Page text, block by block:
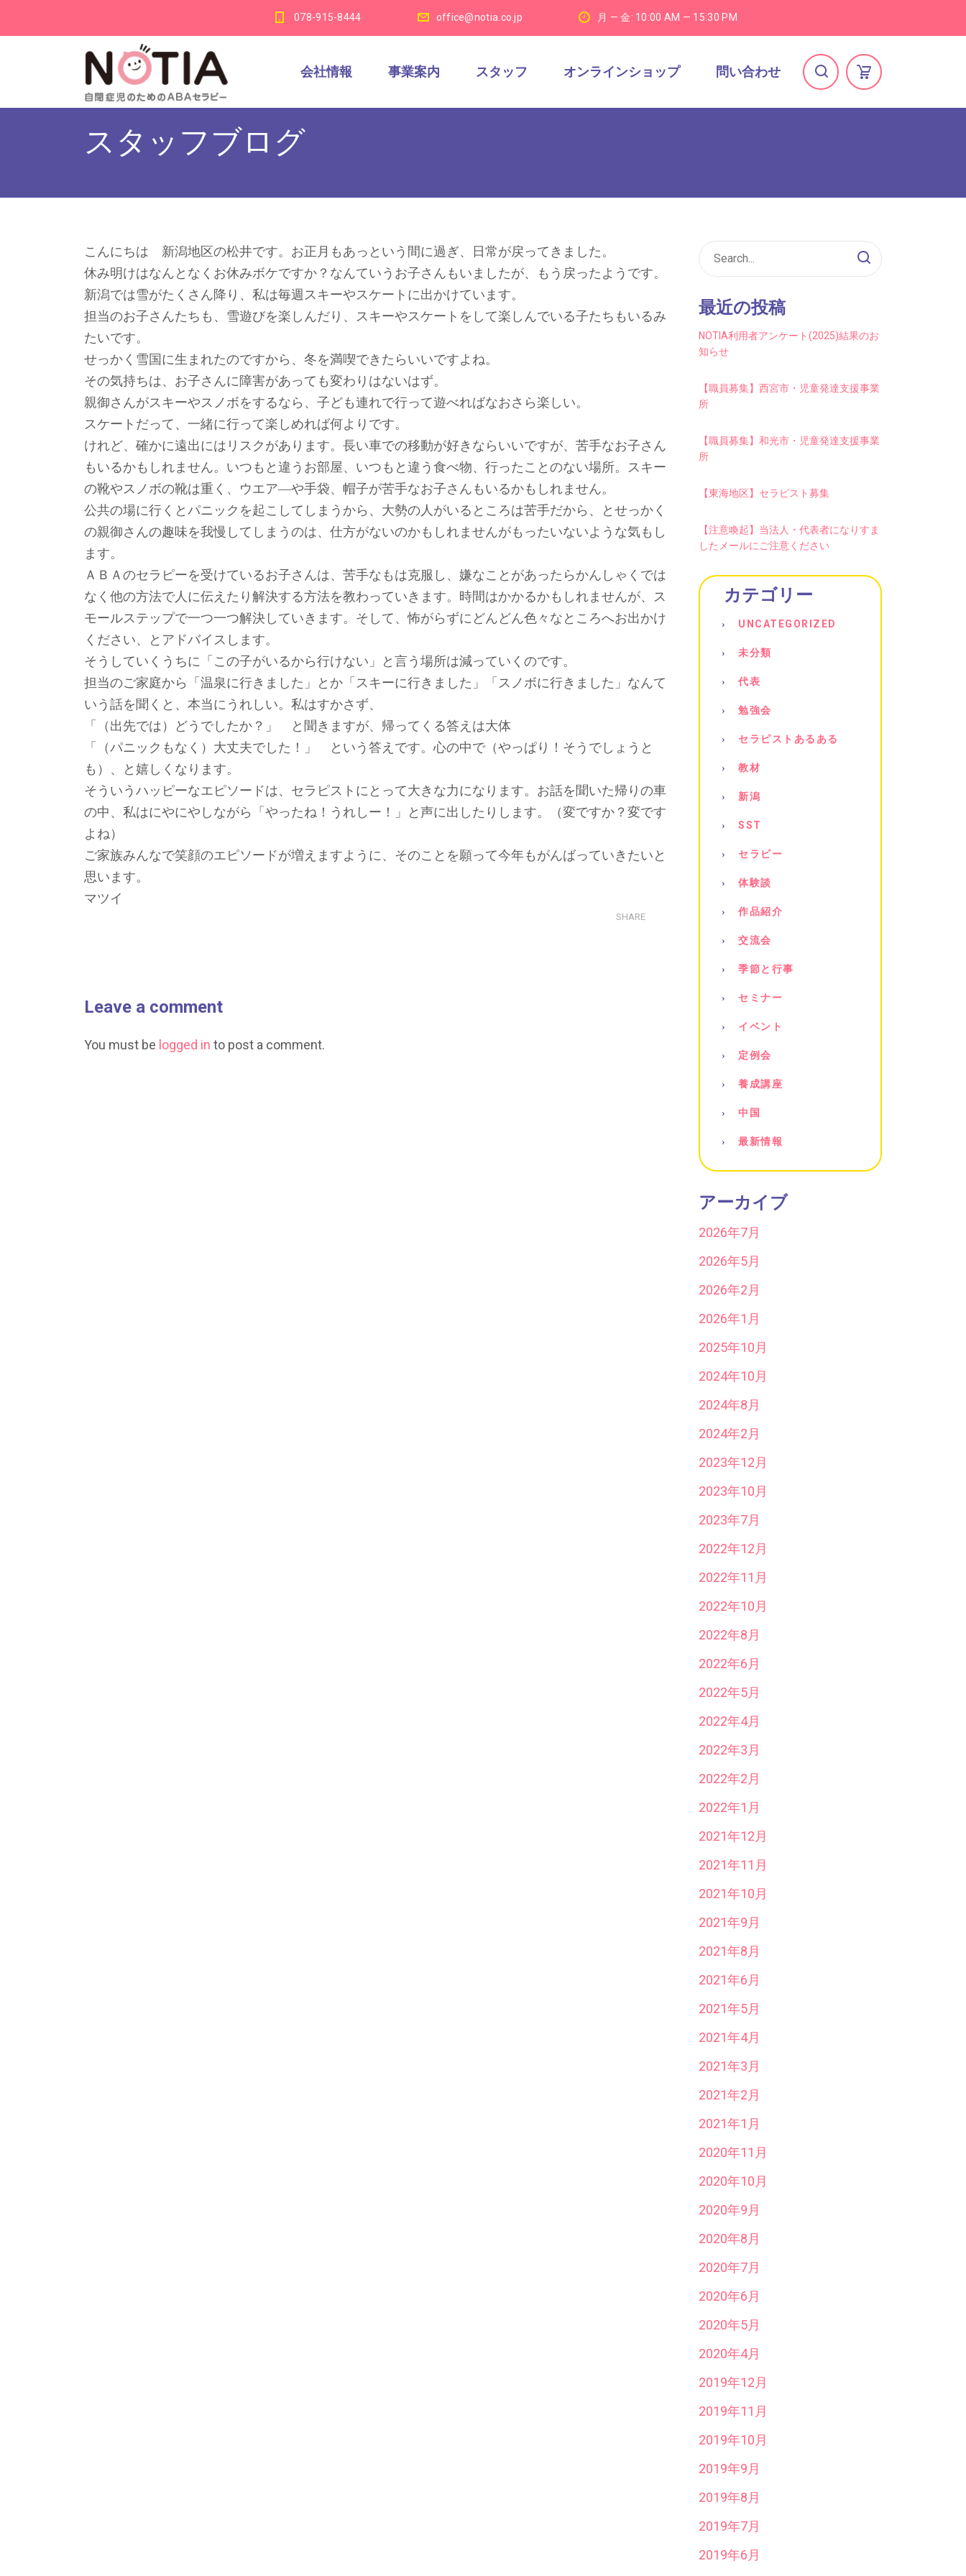
078-915-8444 office@notia.co.jp 月 — 金: 10:00 AM — 15:30 PM
会社情報 事業案内 スタッフ オンラインショップ 問い合わせ
スタッフブログ
こんにちは 新潟地区の松井です。お正月もあっという間に過ぎ、日常が戻ってきました。
休み明けはなんとなくお休みボケですか？なんていうお子さんもいましたが、もう戻ったようです。
新潟では雪がたくさん降り、私は毎週スキーやスケートに出かけています。
担当のお子さんたちも、雪遊びを楽しんだり、スキーやスケートをして楽しんでいる子たちもいるみ
たいです。
せっかく雪国に生まれたのですから、冬を満喫できたらいいですよね。
その気持ちは、お子さんに障害があっても変わりはないはず。
親御さんがスキーやスノボをするなら、子ども連れで行って遊べればなおさら楽しい。
スケートだって、一緒に行って楽しめれば何よりです。
けれど、確かに遠出にはリスクがあります。長い車での移動が好きならいいですが、苦手なお子さん
もいるかもしれません。いつもと違うお部屋、いつもと違う食べ物、行ったことのない場所。スキー
の靴やスノボの靴は重く、ウエア―や手袋、帽子が苦手なお子さんもいるかもしれません。
公共の場に行くとパニックを起こしてしまうから、大勢の人がいるところは苦手だから、とせっかく
の親御さんの趣味を我慢してしまうのは、仕方がないのかもしれませんがもったいないような気もし
ます。
ＡＢＡのセラピーを受けているお子さんは、苦手なもは克服し、嫌なことがあったらかんしゃくでは
なく他の方法で人に伝えたり解決する方法を教わっていきます。時間はかかるかもしれませんが、ス
モールステップで一つ一つ解決していきます。そして、怖がらずにどんどん色々なところへお出かけ
ください、とアドバイスします。
そうしていくうちに「この子がいるから行けない」と言う場所は減っていくのです。
担当のご家庭から「温泉に行きました」とか「スキーに行きました」「スノボに行きました」なんて
いう話を聞くと、本当にうれしい。私はすかさず、
「（出先では）どうでしたか？」 と聞きますが、帰ってくる答えは大体
「（パニックもなく）大丈夫でした！」 という答えです。心の中で（やっぱり！そうでしょうと
も）、と嬉しくなります。
そういうハッピーなエピソードは、セラピストにとって大きな力になります。お話を聞いた帰りの車
の中、私はにやにやしながら「やったね！うれしー！」と声に出したりします。（変ですか？変です
よね）
ご家族みんなで笑顔のエピソードが増えますように、そのことを願って今年もがんばっていきたいと
思います。
マツイ
SHARE
Leave a comment
You must be logged in to post a comment.
最近の投稿
NOTIA利用者アンケート(2025)結果のお
知らせ
【職員募集】西宮市・児童発達支援事業
所
【職員募集】和光市・児童発達支援事業
所
【東海地区】セラピスト募集
【注意喚起】当法人・代表者になりすま
したメールにご注意ください
カテゴリー
UNCATEGORIZED
未分類
代表
勉強会
セラピストあるある
教材
新潟
SST
セラピー
体験談
作品紹介
交流会
季節と行事
セミナー
イベント
定例会
養成講座
中国
最新情報
アーカイブ
2026年7月
2026年5月
2026年2月
2026年1月
2025年10月
2024年10月
2024年8月
2024年2月
2023年12月
2023年10月
2023年7月
2022年12月
2022年11月
2022年10月
2022年8月
2022年6月
2022年5月
2022年4月
2022年3月
2022年2月
2022年1月
2021年12月
2021年11月
2021年10月
2021年9月
2021年8月
2021年6月
2021年5月
2021年4月
2021年3月
2021年2月
2021年1月
2020年11月
2020年10月
2020年9月
2020年8月
2020年7月
2020年6月
2020年5月
2020年4月
2019年12月
2019年11月
2019年10月
2019年9月
2019年8月
2019年7月
2019年6月